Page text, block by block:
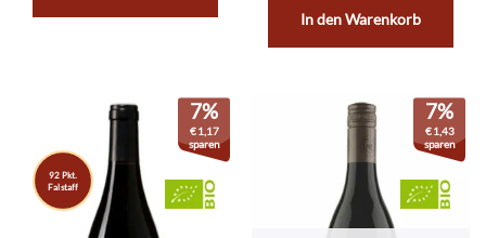
In den Warenkorb
92 Pkt.
Falstaff
7%
€1,17
sparen
7%
€1,43
sparen